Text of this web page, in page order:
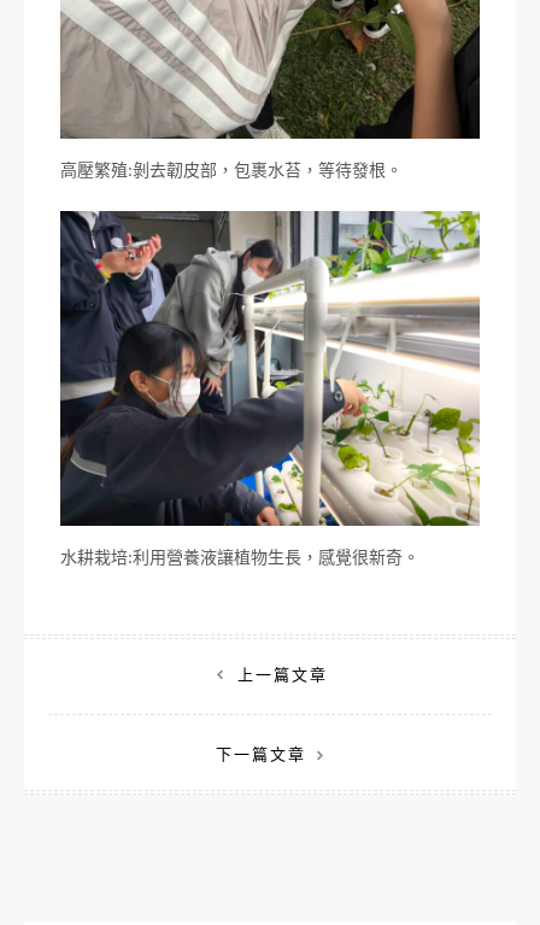
高壓繁殖:剝去韌皮部，包裹水苔，等待發根。
水耕栽培:利用營養液讓植物生長，感覺很新奇。
章
上一篇文章
下一篇文章